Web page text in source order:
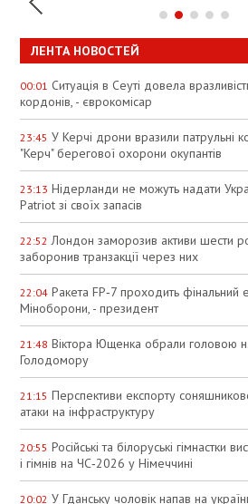
ЛЕНТА НОВОСТЕЙ
00:01 Ситуація в Сеуті довела
кордонів, - єврокомісар
23:45 У Керчі дрони вразили патрульні
"Керч" берегової охорони окупантів
23:13 Нідерланди не можуть надати
Patriot зі своїх запасів
22:52 Лондон заморозив активи шести
заборонив транзакції через них
22:04 Ракета FP‑7 проходить фінальний
Міноборони, - президент
21:48 Віктора Ющенка обрали головою
Голодомору
21:15 Перспективи експорту
атаки на інфраструктуру
20:55 Російські та білоруські гімнастки
і гімнів на ЧС‑2026 у Німеччині
20:02 У Гданську чоловік напав на